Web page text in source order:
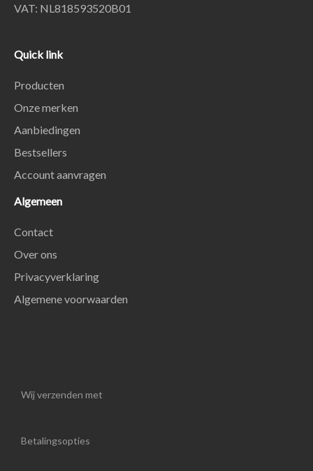
VAT: NL818593520B01
Quick link
Producten
Onze merken
Aanbiedingen
Bestsellers
Account aanvragen
Algemeen
Contact
Over ons
Privacyverklaring
Algemene voorwaarden
Wij verzenden met
Betalingsopties